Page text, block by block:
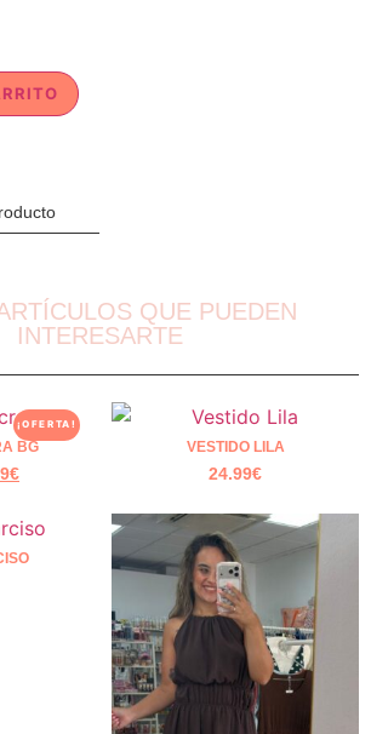
QUE PUEDEN
INTERESARTE
¡OFERTA!
BG
€
VESTIDO LILA
24.99€